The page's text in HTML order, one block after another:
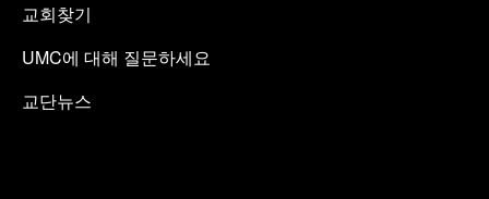
교회찾기
UMC에 대해 질문하세요
교단뉴스